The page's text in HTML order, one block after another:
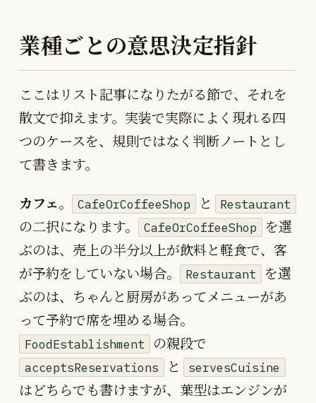
業種ごとの意思決定指針
ここはリスト記事になりたがる節で、それを
散文で抑えます。実装で実際によく現れる四
つのケースを、規則ではなく判断ノートとし
て書きます。
カフェ。 CafeOrCoffeeShop と Restaurant
の二択になります。 CafeOrCoffeeShop
を選
ぶのは、売上の半分以上が飲料と軽食で、客
が予約をしていない場合。
Restaurant
を選
ぶのは、ちゃんと厨房があってメニューがあ
って予約で席を埋める場合。
FoodEstablishment の親段で
acceptsReservations と servesCuisine
はどちらでも書けますが、葉型はエンジンが